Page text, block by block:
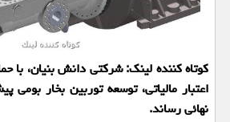
اعتبار مالیاتی، توسعه توربین بخار بومی
نهائی رساند.